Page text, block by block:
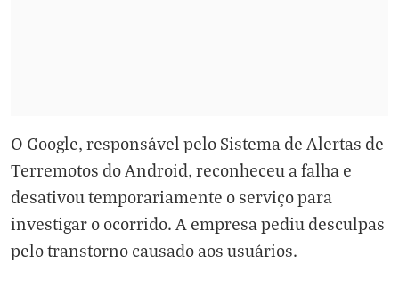
O Google, responsável pelo Sistema de Alertas de
Terremotos do Android, reconheceu a falha e
desativou temporariamente o serviço para
investigar o ocorrido. A empresa pediu desculpas
pelo transtorno causado aos usuários.